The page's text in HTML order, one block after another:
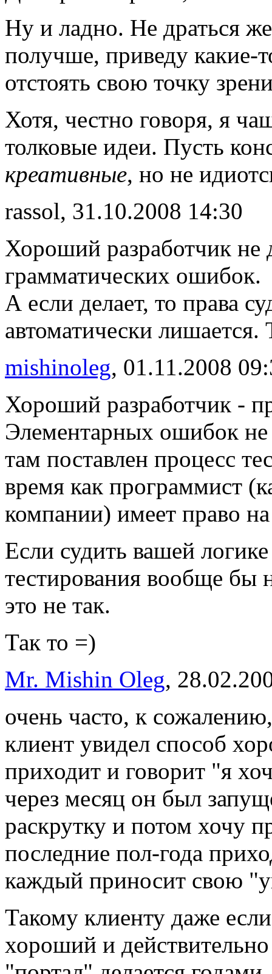
Ну и ладно. Не драться
получше, приведу какие-
отстоять свою точку
Хотя, честно говоря, я
толковые идеи. Пусть
креативные, но не
rassol, 31.10.2008 14:30
Хороший разработчик не
грамматических ошибок.
А если делает, то права
автоматически лишается.
mishinoleg, 01.11.2008
Хороший разработчик -
Элементарных ошибок не
там поставлен процесс
время как программист
компании) имеет право
Если судить вашей
тестирования вообще бы
это не так.
Так то =)
Mr. Mishin Oleg,
очень часто, к
клиент увидел способ
приходит и говорит "я
через месяц он был
раскрутку и потом хочу
последние пол-года
каждый приносит свою
Такому клиенту даже
хороший и